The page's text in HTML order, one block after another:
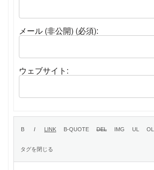
メール (非公開) (必須):
ウェブサイト: